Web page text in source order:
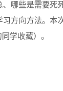
哪些是需要死
方向方法。本
学收藏）。